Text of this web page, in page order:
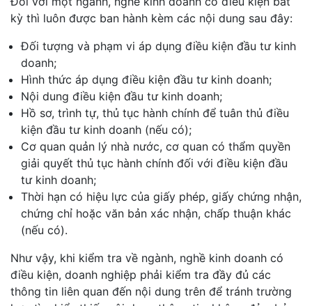
kỳ thì luôn được ban hành kèm các nội dung sau đây:
Đối tượng và phạm vi áp dụng điều kiện đầu tư kinh
doanh;
Hình thức áp dụng điều kiện đầu tư kinh doanh;
Nội dung điều kiện đầu tư kinh doanh;
Hồ sơ, trình tự, thủ tục hành chính để tuân thủ điều
kiện đầu tư kinh doanh (nếu có);
Cơ quan quản lý nhà nước, cơ quan có thẩm quyền
giải quyết thủ tục hành chính đối với điều kiện đầu
tư kinh doanh;
Thời hạn có hiệu lực của giấy phép, giấy chứng nhận,
chứng chỉ hoặc văn bản xác nhận, chấp thuận khác
(nếu có).
Như vậy, khi kiểm tra về ngành, nghề kinh doanh có
điều kiện, doanh nghiệp phải kiểm tra đầy đủ các
thông tin liên quan đến nội dung trên để tránh trường